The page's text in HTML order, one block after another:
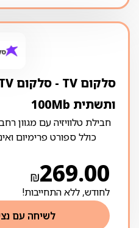
ותשתית 100Mb
חבילת טלוויזיה עם מגוון
כולל ספורט פרימיום
₪269.00
לחודש, ללא התחייבות!
לשיחה עם